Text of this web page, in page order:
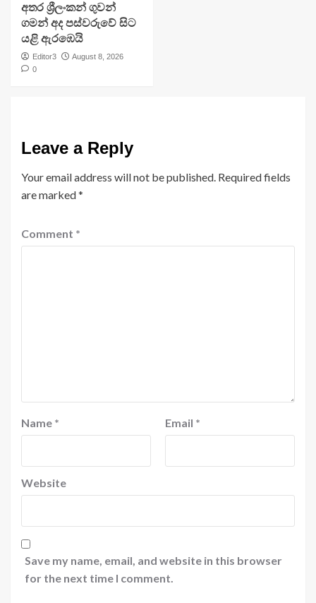
අතර ශ්‍රීලංකන් ගුවන්
ගමන් අද පස්වරුවේ සිට
යළි ඇරඹෙයි
Editor3
August 8, 2026
0
Leave a Reply
Your email address will not be published. Required fields
are marked*
Comment *
Name * Email *
Website
Save my name, email, and website in this browser
for the next time I comment.